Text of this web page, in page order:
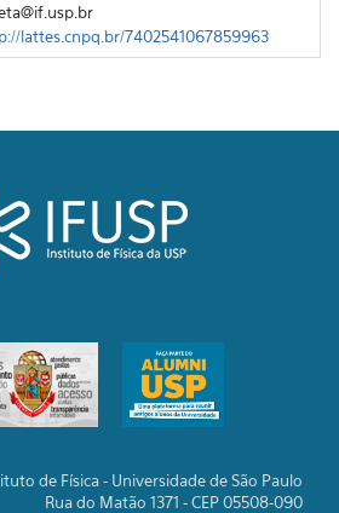
lattes.cnpq.br/7402541067859963
de Física - Universidade de São Paulo
Rua do Matão 1371 - CEP 05508-090